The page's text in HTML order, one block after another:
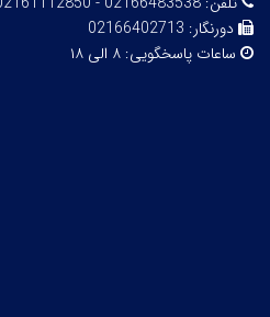
دورنگار: 02166402713
ساعات پاسخگویی: ۸ الی ۱۸